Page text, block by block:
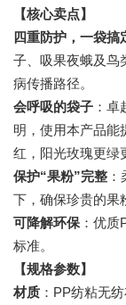
【核心卖点】
四重防护，一袋搞
子、吸果夜蛾及鸟
病传播路径。
会呼吸的袋子 ：
明，使用本产品能
红，阳光玫瑰更绿
保护“果粉”完整
下，确保珍贵的果
可降解环保 ：优
标准。
【规格参数】
材质 ：PP纺粘无